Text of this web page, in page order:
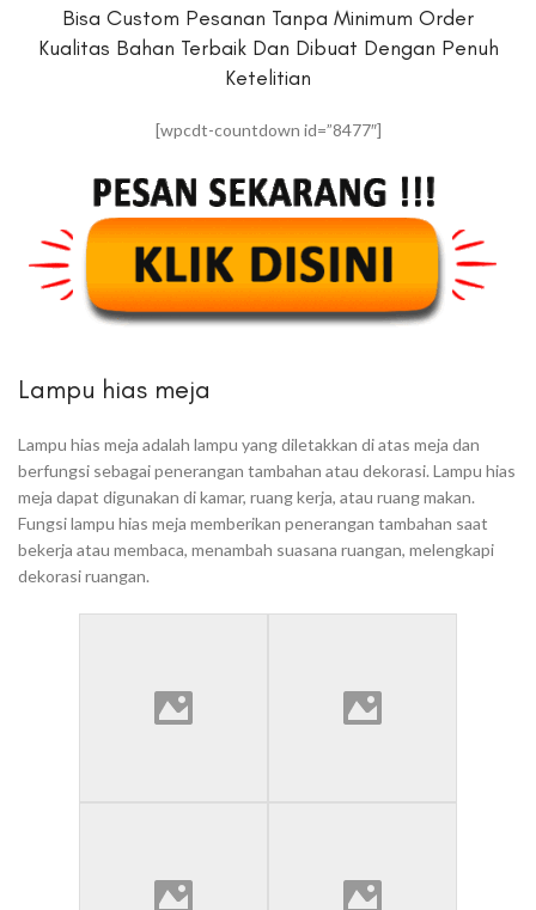
Bisa Custom Pesanan Tanpa Minimum Order
Kualitas Bahan Terbaik Dan Dibuat Dengan Penuh
Ketelitian
[wpcdt-countdown id=”8477″]
Lampu hias meja
Lampu hias meja adalah lampu yang diletakkan di atas meja dan
berfungsi sebagai penerangan tambahan atau dekorasi. Lampu hias
meja dapat digunakan di kamar, ruang kerja, atau ruang makan.
Fungsi lampu hias meja memberikan penerangan tambahan saat
bekerja atau membaca, menambah suasana ruangan, melengkapi
dekorasi ruangan.